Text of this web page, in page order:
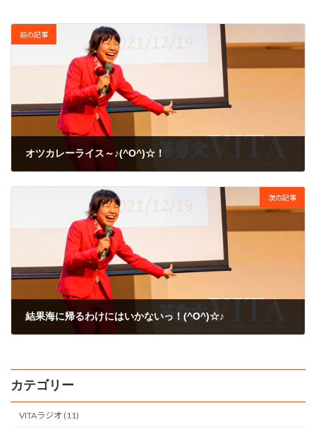
前の記事
オツカレーライス～♪(^O^)☆！
次の記事
結果海に帰るわけにはいかないっ！(^O^)☆♪
カテゴリー
VITAラジオ (11)